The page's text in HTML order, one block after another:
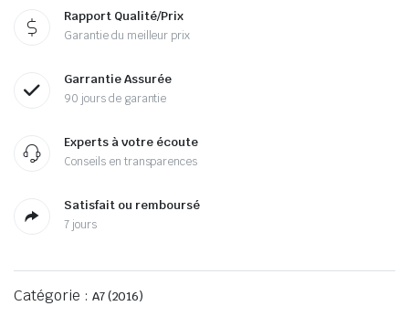
Rapport Qualité/Prix
Garantie du meilleur prix
Garrantie Assurée
90 jours de garantie
Experts à votre écoute
Conseils en transparences
Satisfait ou remboursé
7 jours
Catégorie : A7 (2016)